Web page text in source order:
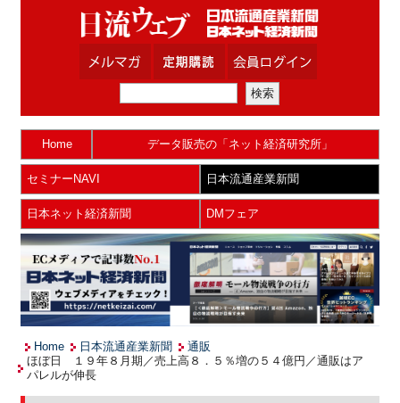
Home データ販売の「ネット経済研究所」
セミナーNAVI 日本流通産業新聞
日本ネット経済新聞 DMフェア
Home 日本流通産業新聞
通販
ほぼ日 １９年８月期／売上高８．５％増の５４億円／通販はア
パレルが伸長